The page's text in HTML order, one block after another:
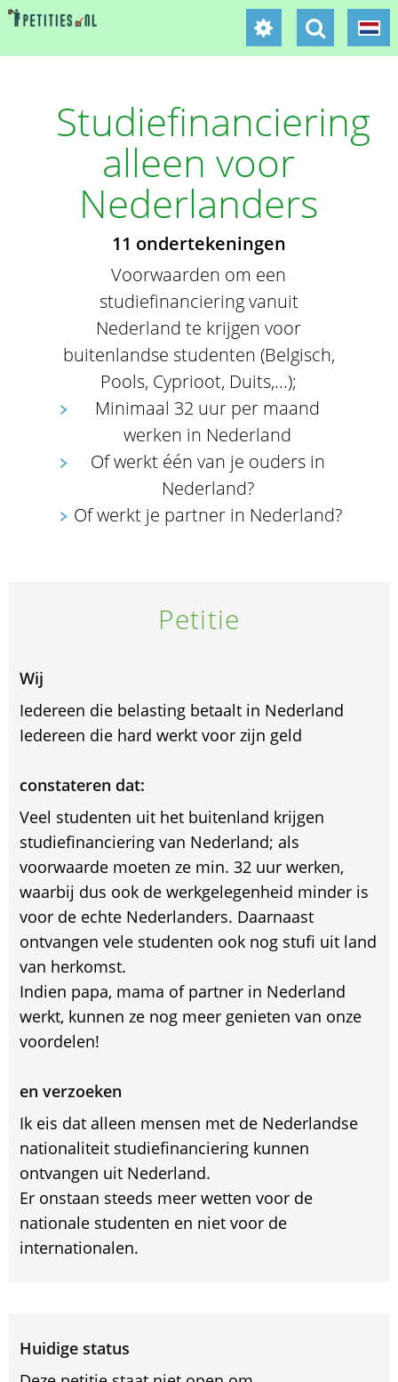
Studiefinanciering
alleen voor
Nederlanders
11 ondertekeningen
Voorwaarden om een
studiefinanciering vanuit
Nederland te krijgen voor
buitenlandse studenten (Belgisch,
Pools, Cyprioot, Duits,...);
Minimaal 32 uur per maand
werken in Nederland
Of werkt één van je ouders in
Nederland?
Of werkt je partner in Nederland?
Petitie
Wij
Iedereen die belasting betaalt in Nederland
Iedereen die hard werkt voor zijn geld
constateren dat:
Veel studenten uit het buitenland krijgen
studiefinanciering van Nederland; als
voorwaarde moeten ze min. 32 uur werken,
waarbij dus ook de werkgelegenheid minder is
voor de echte Nederlanders. Daarnaast
ontvangen vele studenten ook nog stufi uit land
van herkomst.
Indien papa, mama of partner in Nederland
werkt, kunnen ze nog meer genieten van onze
voordelen!
en verzoeken
Ik eis dat alleen mensen met de Nederlandse
nationaliteit studiefinanciering kunnen
ontvangen uit Nederland.
Er onstaan steeds meer wetten voor de
nationale studenten en niet voor de
internationalen.
Huidige status